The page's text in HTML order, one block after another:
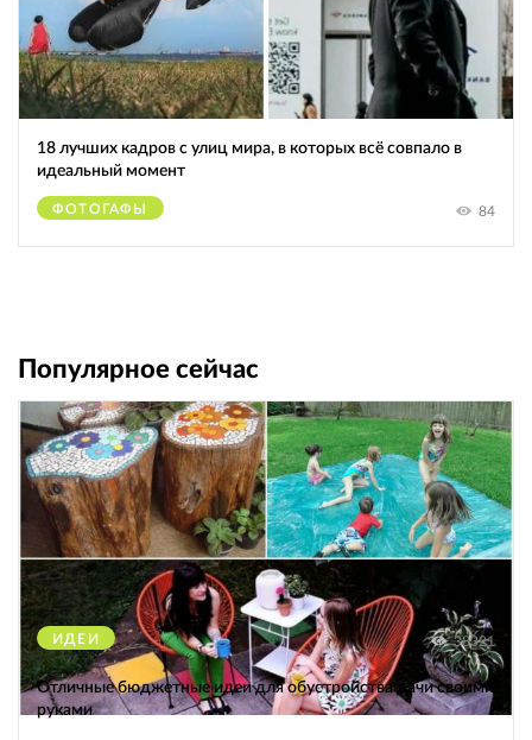
18 лучших кадров с улиц мира, в которых всё совпало в
идеальный момент
ФОТОГАФЫ 84
Популярное сейчас
ИДЕИ 38321
Отличные бюджетные идеи для обустройства дачи своими
руками